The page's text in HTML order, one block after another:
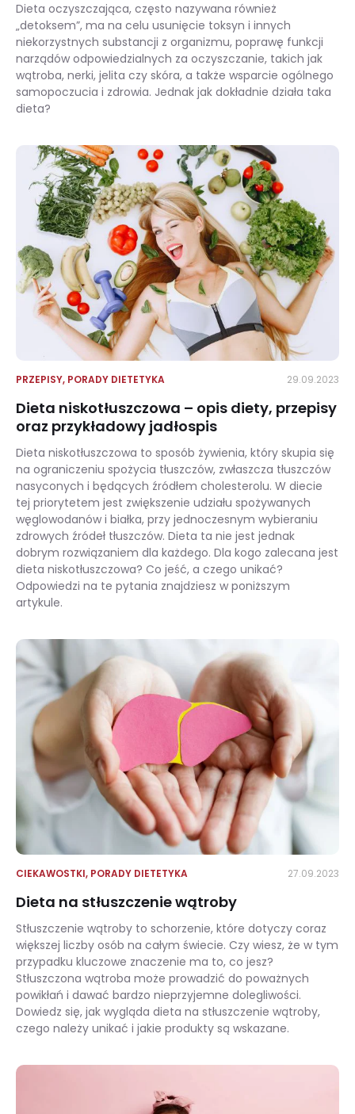
Dieta oczyszczająca, często nazywana również
„detoksem”, ma na celu usunięcie toksyn i innych
niekorzystnych substancji z organizmu, poprawę funkcji
narządów odpowiedzialnych za oczyszczanie, takich jak
wątroba, nerki, jelita czy skóra, a także wsparcie ogólnego
samopoczucia i zdrowia. Jednak jak dokładnie działa taka
dieta?
PRZEPISY, PORADY DIETETYKA 29.09.2023
Dieta niskotłuszczowa – opis diety, przepisy
oraz przykładowy jadłospis
Dieta niskotłuszczowa to sposób żywienia, który skupia się
na ograniczeniu spożycia tłuszczów, zwłaszcza tłuszczów
nasyconych i będących źródłem cholesterolu. W diecie
tej priorytetem jest zwiększenie udziału spożywanych
węglowodanów i białka, przy jednoczesnym wybieraniu
zdrowych źródeł tłuszczów. Dieta ta nie jest jednak
dobrym rozwiązaniem dla każdego. Dla kogo zalecana jest
dieta niskotłuszczowa? Co jeść, a czego unikać?
Odpowiedzi na te pytania znajdziesz w poniższym
artykule.
CIEKAWOSTKI, PORADY DIETETYKA 27.09.2023
Dieta na stłuszczenie wątroby
Stłuszczenie wątroby to schorzenie, które dotyczy coraz
większej liczby osób na całym świecie. Czy wiesz, że w tym
przypadku kluczowe znaczenie ma to, co jesz?
Stłuszczona wątroba może prowadzić do poważnych
powikłań i dawać bardzo nieprzyjemne dolegliwości.
Dowiedz się, jak wygląda dieta na stłuszczenie wątroby,
czego należy unikać i jakie produkty są wskazane.